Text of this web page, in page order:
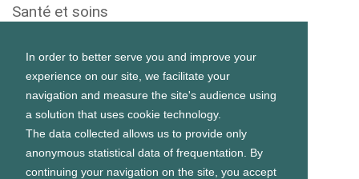
In order to better serve you and improve your
experience on our site, we facilitate your
navigation and measure the site's audience using
a solution that uses cookie technology.
The data collected allows us to provide only
anonymous statistical data of frequentation. By
continuing your navigation on the site, you accept
Santé et soins
Droits et démarches
Habitat
Formation et vie scolaire
Emploi et vie professionnelle